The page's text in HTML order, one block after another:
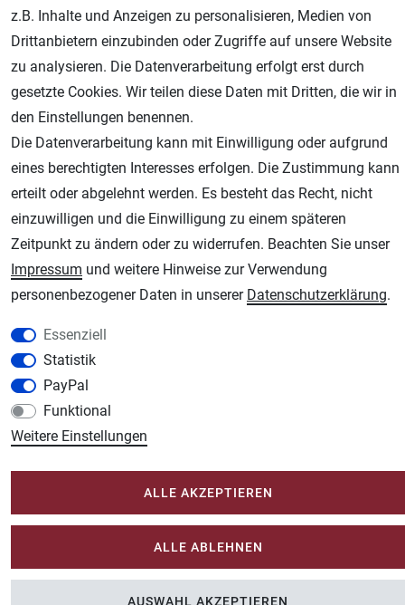
AGB Widerrufsrecht Datenschutz Impressum
Unsere weiteren Shops:
Schmincke-City.de
Schmincke Künstlerfarben das Gesamtsortiment
Plotter-City.com
Schneideplotter, Transferpressen, Siebdruck und Plotterfolien
Modellbau-City.com
Military + Tabletop Plastikmodelle und Modellbau Farben - Bringen Sie Farbe ins
Spiel.
Im-Shop-kaufen.de
Küchen Zubehör - Haus/Garten - Tierbedarf
z.B. Inhalte und Anzeigen zu personalisieren, Medien von
Drittanbietern einzubinden oder Zugriffe auf unsere Website
zu analysieren. Die Datenverarbeitung erfolgt erst durch
gesetzte Cookies. Wir teilen diese Daten mit Dritten, die wir in
den Einstellungen benennen.
Die Datenverarbeitung kann mit Einwilligung oder aufgrund
eines berechtigten Interesses erfolgen. Die Zustimmung kann
erteilt oder abgelehnt werden. Es besteht das Recht, nicht
einzuwilligen und die Einwilligung zu einem späteren
Zeitpunkt zu ändern oder zu widerrufen. Beachten Sie unser
Impressum und weitere Hinweise zur Verwendung
personenbezogener Daten in unserer Daten­schutz­erklärung.
Essenziell
Statistik
PayPal
Funktional
Weitere Einstellungen
ALLE AKZEPTIEREN
ALLE ABLEHNEN
AUSWAHL AKZEPTIEREN